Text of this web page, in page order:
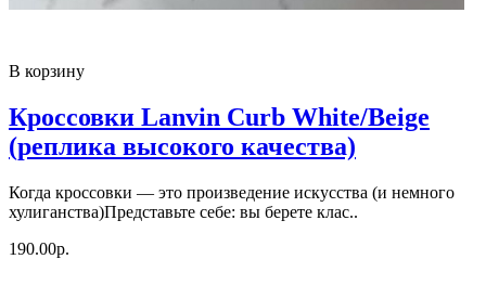
В корзину
Кроссовки Lanvin Curb White/Beige
(реплика высокого качества)
Когда кроссовки — это произведение искусства (и немного
хулиганства)Представьте себе: вы берете клас..
190.00р.